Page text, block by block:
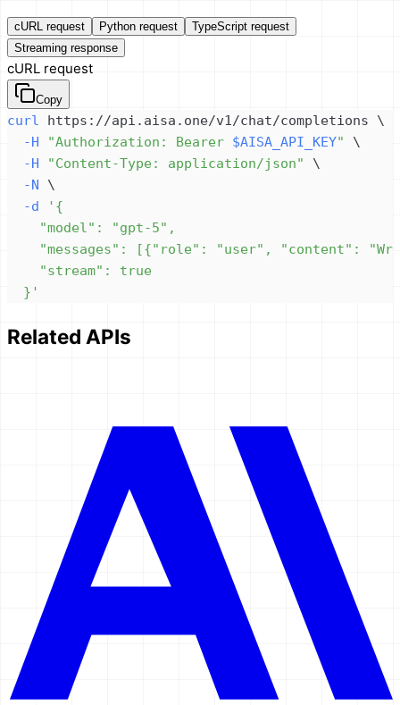
cURL request Python request
TypeScript request
Streaming response
cURL request
Copy
curl https://api.aisa.one/v1/chat/completions \
-H
"Authorization: Bearer $AISA_API_KEY"
\
-H
"Content-Type: application/json"
\
-N
\
-d
  }'
Related APIs